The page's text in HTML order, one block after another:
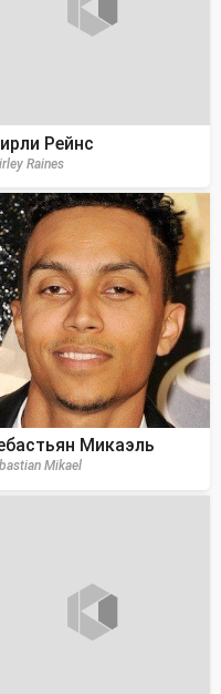
Рейнс
Raines
Микаэль
Mikael